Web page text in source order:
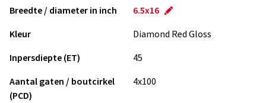
Breedte / diameter in inch
6.5x16
Kleur
Diamond Red Gloss
Inpersdiepte (ET)
45
Aantal gaten / boutcirkel
(PCD)
4x100